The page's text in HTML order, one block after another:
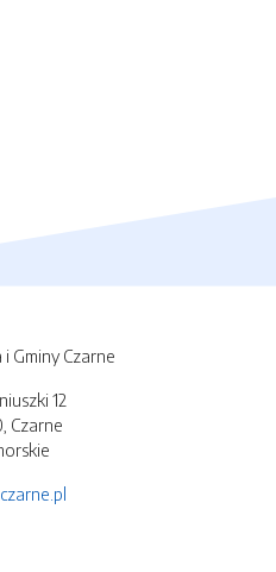
Gminy Czarne
12
Czarne